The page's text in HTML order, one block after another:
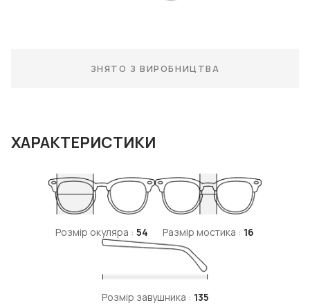
ЗНЯТО З ВИРОБНИЦТВА
ХАРАКТЕРИСТИКИ
Розмір окуляра : 54 Размір мостика : 16
Розмір завушника : 135